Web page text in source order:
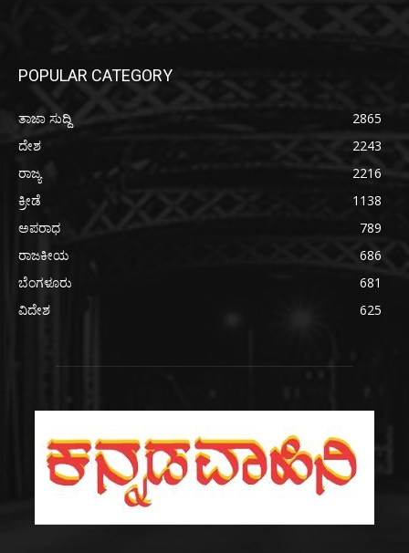
POPULAR CATEGORY
ತಾಜಾ ಸುದ್ದಿ
2865
ದೇಶ
2243
ರಾಜ್ಯ
2216
ಕ್ರೀಡೆ
1138
ಅಪರಾಧ
789
ರಾಜಕೀಯ
686
ಬೆಂಗಳೂರು
681
ವಿದೇಶ
625